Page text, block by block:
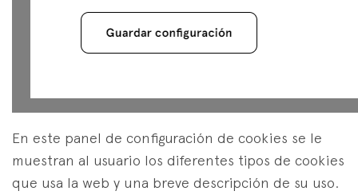
En este panel de configuración de cookies se le
muestran al usuario los diferentes tipos de cookies
que usa la web y una breve descripción de su uso.